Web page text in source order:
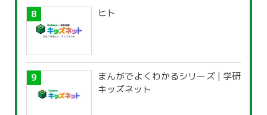
ヒト
まんがでよくわかるシリーズ | 学研
キッズネット